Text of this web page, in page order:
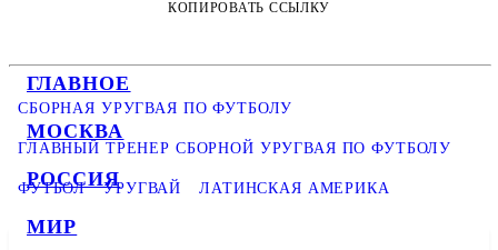
ГЛАВНОЕ
МОСКВА
РОССИЯ
МИР
КОПИРОВАТЬ ССЫЛКУ
СБОРНАЯ УРУГВАЯ ПО ФУТБОЛУ
ГЛАВНЫЙ ТРЕНЕР СБОРНОЙ УРУГВАЯ ПО ФУТБОЛУ
ФУТБОЛ УРУГВАЙ ЛАТИНСКАЯ АМЕРИКА